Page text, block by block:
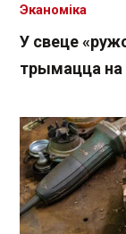
У свеце
трымацца на
Эканоміка